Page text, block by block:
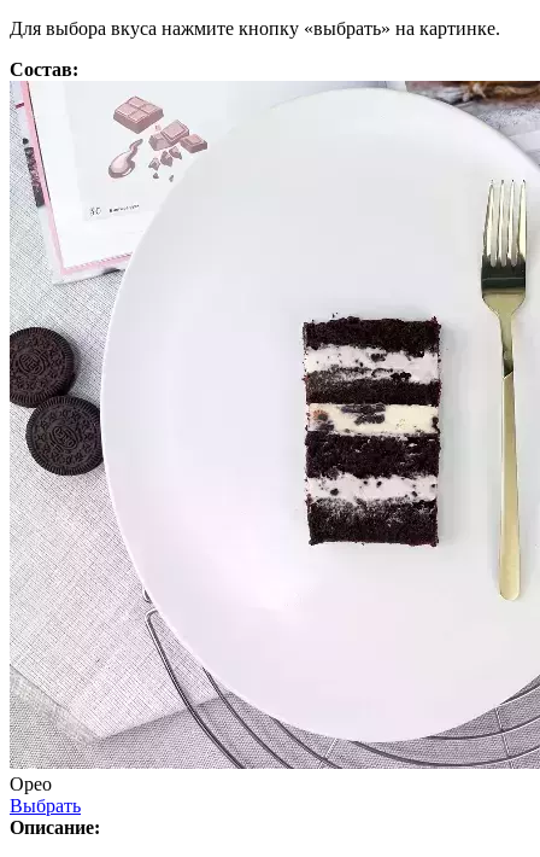
Для выбора вкуса нажмите кнопку «выбрать» на картинке.
Состав:
Орео
Выбрать
Описание: